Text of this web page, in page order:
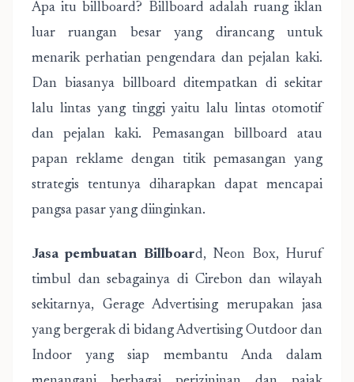
Apa itu billboard? Billboard adalah ruang iklan
luar ruangan besar yang dirancang untuk
menarik perhatian pengendara dan pejalan kaki.
Dan biasanya billboard ditempatkan di sekitar
lalu lintas yang tinggi yaitu lalu lintas otomotif
dan pejalan kaki. Pemasangan billboard atau
papan reklame dengan titik pemasangan yang
strategis tentunya diharapkan dapat mencapai
pangsa pasar yang diinginkan.
Jasa pembuatan Billboard, Neon Box, Huruf
timbul dan sebagainya di Cirebon dan wilayah
sekitarnya, Gerage Advertising merupakan jasa
yang bergerak di bidang Advertising Outdoor dan
Indoor yang siap membantu Anda dalam